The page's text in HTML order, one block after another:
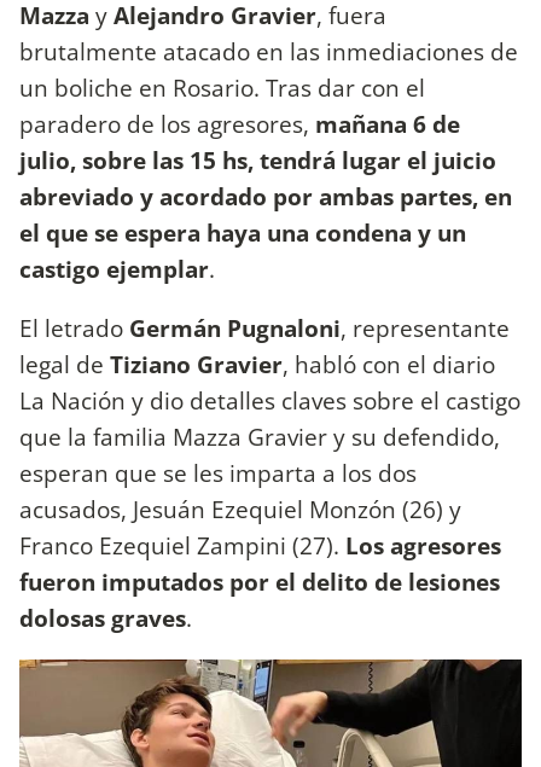
Mazza yAlejandro Gravier, fuera
brutalmente atacado en las inmediaciones de
un boliche en Rosario. Tras dar con el
paradero de los agresores, mañana 6 de
julio, sobre las 15 hs, tendrá lugar el juicio
abreviado y acordado por ambas partes, en
el que se espera haya una condena y un
castigo ejemplar.
El letrado Germán Pugnaloni, representante
legal de Tiziano Gravier, habló con el diario
La Nación y dio detalles claves sobre el castigo
que la familia Mazza Gravier y su defendido,
esperan que se les imparta a los dos
acusados, Jesuán Ezequiel Monzón (26) y
Franco Ezequiel Zampini (27). Los agresores
fueron imputados por el delito de lesiones
dolosas graves.